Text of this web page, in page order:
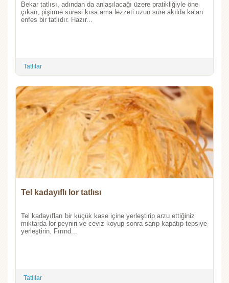
Bekar tatlısı, adından da anlaşılacağı üzere pratikliğiyle öne
çıkan, pişirme süresi kısa ama lezzeti uzun süre akılda kalan
enfes bir tatlıdır. Hazır...
Tatlılar
Tel kadayıflı lor tatlısı
Tel kadayıfları bir küçük kase içine yerleştirip arzu ettiğiniz
miktarda lor peyniri ve ceviz koyup sonra sarıp kapatıp tepsiye
yerleştirin. Fırınd...
Tatlılar